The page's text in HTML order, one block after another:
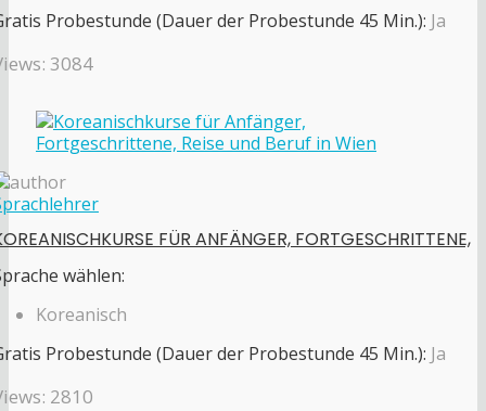
Probestunde (Dauer der Probestunde 45 Min.): Ja
3084
FÜR ANFÄNGER, FORTGESCHRITTENE,
wählen:
Koreanisch
Probestunde (Dauer der Probestunde 45 Min.): Ja
2810